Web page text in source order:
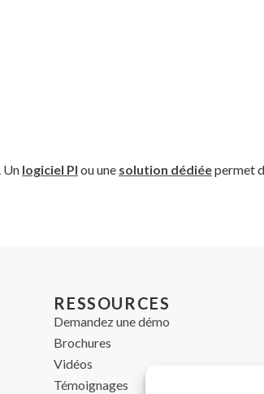
Un logiciel PI ou une solution dédiéepermet
RESSOURCES
Demandez une démo
Brochures
Vidéos
Témoignages